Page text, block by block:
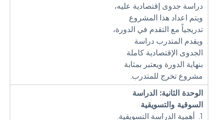
دراسة جدوى إقتصادية عليه،
ويتم اعداد هذا المشروع
تدريجياً مع التقدم في الدورة،
ويقدم المتدرب دراسة
الجدوى الإقتصادية كاملة
بنهاية الدورة ويعتبر بمثابة
مشروع تخرج للمتدرب.
الوحدة الثانية: الدراسة
السوقية والتسويقية
1. أهمية الدراسة التسويقية.